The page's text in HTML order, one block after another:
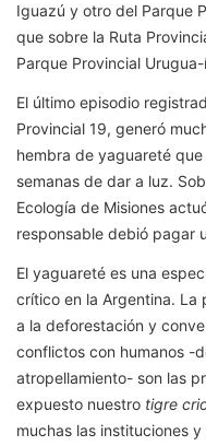
Iguazú y otro del Parque
que sobre la Ruta
Parque Provincial
El último episodio
Provincial 19, generó
hembra de yaguareté
semanas de dar a luz.
Ecología de Misiones
responsable debió pagar
El yaguareté es una
crítico en la Argentina.
a la deforestación y
conflictos con humanos -
atropellamiento- son las
expuesto nuestro tigre
muchas las instituciones